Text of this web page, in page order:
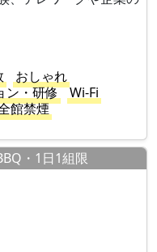
おしゃれ
ン・研修
Wi-Fi
館禁煙
・1日1組限